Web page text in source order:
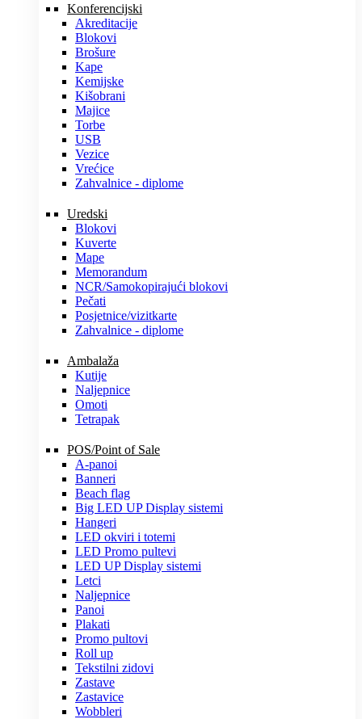
Konferencijski
Akreditacije
Blokovi
Brošure
Kape
Kemijske
Kišobrani
Majice
Torbe
USB
Vezice
Vrećice
Zahvalnice - diplome
Uredski
Blokovi
Kuverte
Mape
Memorandum
NCR/Samokopirajući blokovi
Pečati
Posjetnice/vizitkarte
Zahvalnice - diplome
Ambalaža
Kutije
Naljepnice
Omoti
Tetrapak
POS/Point of Sale
A-panoi
Banneri
Beach flag
Big LED UP Display sistemi
Hangeri
LED okviri i totemi
LED Promo pultevi
LED UP Display sistemi
Letci
Naljepnice
Panoi
Plakati
Promo pultovi
Roll up
Tekstilni zidovi
Zastave
Zastavice
Wobbleri